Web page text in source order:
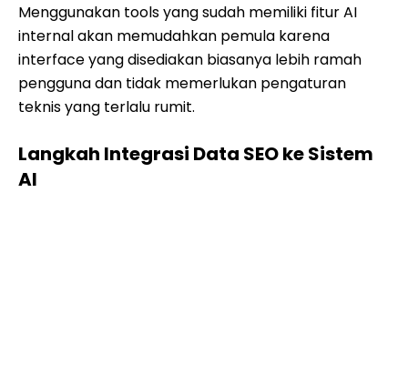
Menggunakan tools yang sudah memiliki fitur AI
internal akan memudahkan pemula karena
interface yang disediakan biasanya lebih ramah
pengguna dan tidak memerlukan pengaturan
teknis yang terlalu rumit.
Langkah Integrasi Data SEO ke Sistem
AI